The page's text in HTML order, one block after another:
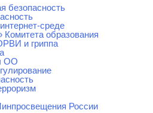
безопасность
среде
Комитета образования
и гриппа
ОО
России